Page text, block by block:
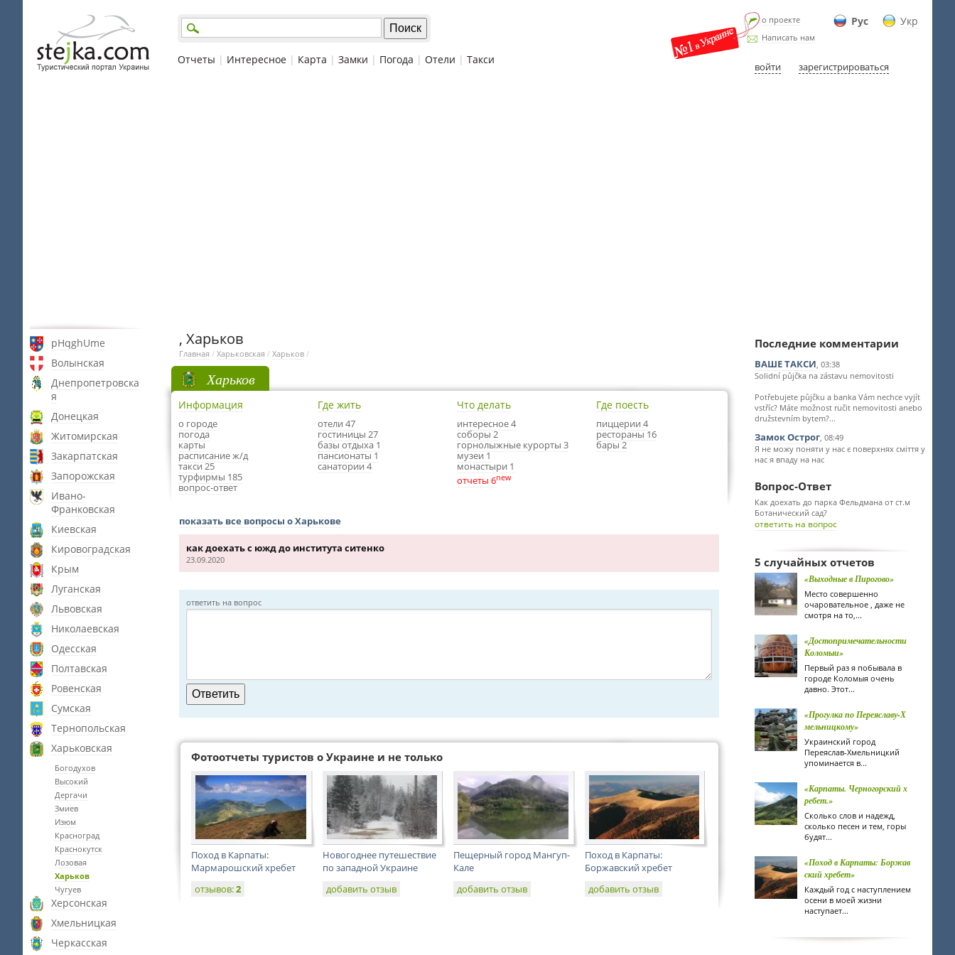
Рус Укр
о проекте
Написать нам
войти зарегистрироваться
Отчеты | Интересное | Карта | Замки | Погода | Отели | Такси
pHqghUme
Волынская
Днепропетровска
я
Донецкая
Житомирская
Закарпатская
Запорожская
Ивано-
Франковская
Киевская
Кировоградская
Крым
Луганская
Львовская
Николаевская
Одесская
Полтавская
Ровенская
Сумская
Тернопольская
Харьковская
Богодухов
Высокий
Дергачи
Змиев
Изюм
Красноград
Краснокутск
Лозовая
Харьков
Чугуев
Херсонская
Хмельницкая
Черкасская
, Харьков
Главная / Харьковская / Харьков /
Харьков
Информация
о городе
погода
карты
расписание ж/д
такси 25
турфирмы 185
вопрос-ответ
Где жить
отели 47
гостиницы 27
базы отдыха 1
пансионаты 1
санатории 4
Что делать
интересное 4
соборы 2
горнолыжные курорты 3
музеи 1
монастыри 1
отчеты 6new
Где поесть
пиццерии 4
рестораны 16
бары 2
показать все вопросы о Харькове
как доехать с южд до института ситенко
23.09.2020
ответить на вопрос
Фотоотчеты туристов о Украине и не только
Поход в Карпаты:
Мармарошский хребет
отзывов:2
Новогоднее путешествие
по западной Украине
добавить отзыв
Пещерный город Мангуп-
Кале
добавить отзыв
Поход в Карпаты:
Боржавский хребет
добавить отзыв
Последние комментарии
ВАШЕ ТАКСИ, 03:38
Solidní půjčka na zástavu nemovitosti
Potřebujete půjčku a banka Vám nechce vyjít
vstříc? Máte možnost ručit nemovitosti anebo
družstevním bytem?...
Замок Острог, 08:49
Я не можу поняти у нас є поверхнях сміття у
нас я впаду на нас
Вопрос-Ответ
Как доехать до парка Фельдмана от ст.м
Ботанический сад?
ответить на вопрос
5 случайных отчетов
«Выходные в Пирогово»
Место совершенно
очаровательное , даже не
смотря на то,...
«Достопримечательности
Коломыи»
Первый раз я побывала в
городе Коломыя очень
давно. Этот...
«Прогулка по Переяславу-Х
мельницкому»
Украинский город
Переяслав-Хмельницкий
упоминается в...
«Карпаты. Черногорский х
ребет.»
Сколько слов и надежд,
сколько песен и тем, горы
будят...
«Поход в Карпаты: Боржав
ский хребет»
Каждый год с наступлением
осени в моей жизни
наступает...